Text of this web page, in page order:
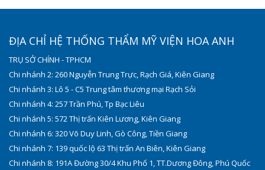
ĐỊA CHỈ HỆ THỐNG THẨM MỸ VIỆN HOA ANH
TRỤ SỞ CHÍNH - TPHCM
Chi nhánh 2: 260 Nguyễn Trung Trực, Rạch Giá, Kiên Giang
Chi nhánh 3: Lô 5 - C5 Trung tâm thương mại Rạch Sỏi
Chi nhánh 4: 257 Trần Phú, Tp Bạc Liêu
Chi nhánh 5: 572 Thị trấn Kiên Lương, Kiên Giang
Chi nhánh 6: 320 Võ Duy Linh, Gò Công, Tiền Giang
Chi nhánh 7: 139 quốc lộ 63 Thị trấn An Biên, Kiên Giang
Chi nhánh 8: 191A Đường 30/4 Khu Phố 1, TT.Dương Đông, Phú Quốc